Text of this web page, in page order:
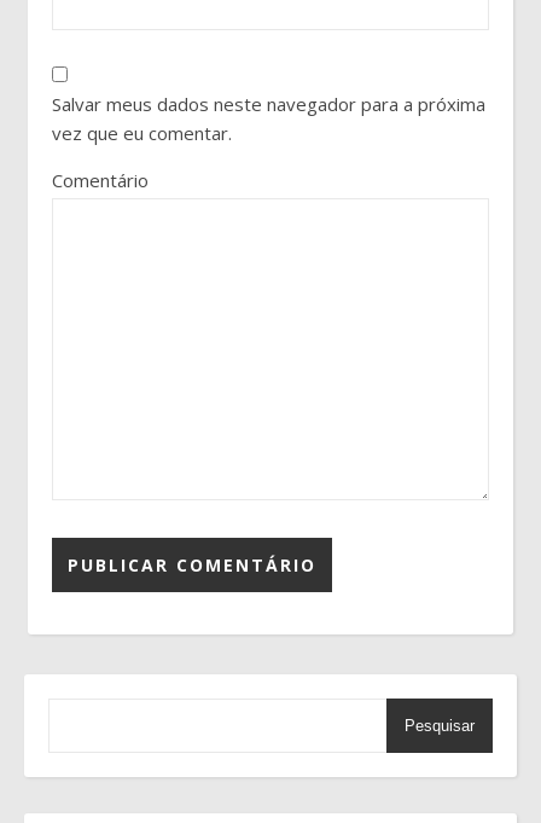
Salvar meus dados neste navegador para a próxima
vez que eu comentar.
Comentário
Pesquisar